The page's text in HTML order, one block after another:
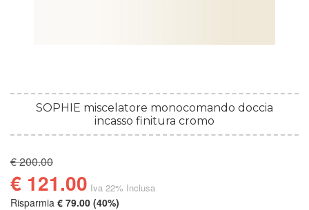
SOPHIE miscelatore monocomando doccia
incasso finitura cromo
€ 200.00
€ 121.00 Iva 22% Inclusa
Risparmia € 79.00 (40%)